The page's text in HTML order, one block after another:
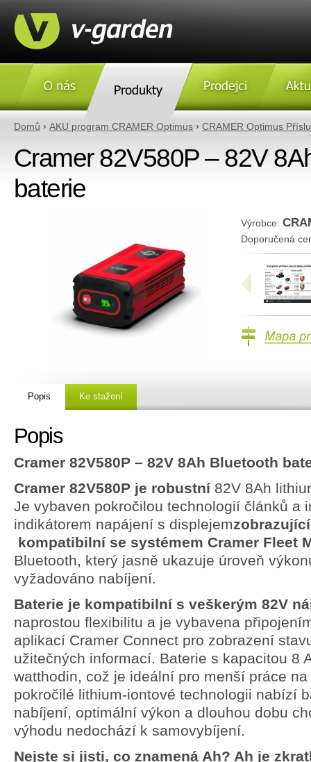
Domů › AKU program CRAMER Optimus › CRAMER Optimus
Cramer 82V580P – 82V
baterie
Výrobce:
Doporučená
«
Mapa prodejců
Popis Ke stažení
Popis
Cramer 82V580P – 82V 8Ah Bluetooth
Cramer 82V580P je robustní 82V 8Ah
Je vybaven pokročilou technologií článků a
indikátorem napájení s displejem
kompatibilní se systémem Cramer Fleet
Bluetooth, který jasně ukazuje úroveň
vyžadováno nabíjení.
Baterie je kompatibilní s veškerým 82V
naprostou flexibilitu a je vybavena
aplikací Cramer Connect pro zobrazení
užitečných informací. Baterie s kapacitou 8
watthodin, což je ideální pro menší práce
pokročilé lithium-iontové technologii nabízí
nabíjení, optimální výkon a dlouhou dobu
výhodu nedochází k samovybíjení.
Nejste si jisti, co znamená Ah? Ah je
O nás Produkty Prodejci Aktulity